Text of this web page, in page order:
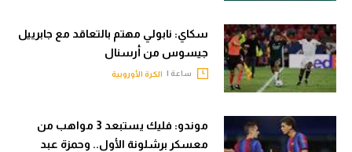
سكاي: نابولي مهتم بالتعاقد مع جابرييل
جيسوس من أرسنال
ساعة | الكرة الأوروبية
موندو: فليك يستبعد 3 مواهب من
معسكر برشلونة الأول.. وحمزة عبد